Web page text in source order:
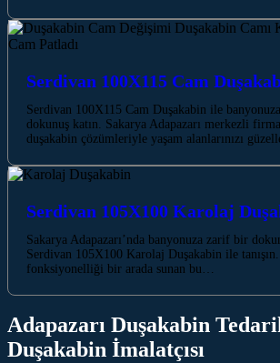
Serdivan 100X115 Cam
Serdivan 100X115 Cam Duşakabin ile
dokunuş katın. Sakarya Adapazarı merkezli
duşakabin çözümleriyle yaşam alanlarınızı
Serdivan 105X100 Karolaj
Sakarya Adapazarı’nda banyonuza zarif bir
Serdivan 105X100 Karolaj Duşakabin ile
fonksiyonelliği bir arada sunan bu…
Adapazarı Duşakabin
Duşakabin İmalatçısı